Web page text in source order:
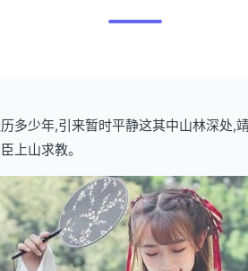
多少年,引来暂时平静这其中山林深处
上山求教。